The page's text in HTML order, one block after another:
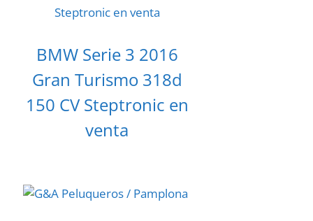
BMW Serie 3 2016
Gran Turismo 318d
150 CV Steptronic en
venta